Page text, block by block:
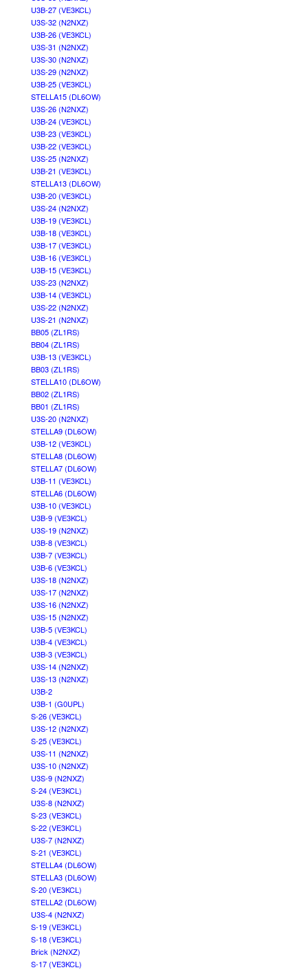
U3B-27 (VE3KCL)
U3S-32 (N2NXZ)
U3B-26 (VE3KCL)
U3S-31 (N2NXZ)
U3S-30 (N2NXZ)
U3S-29 (N2NXZ)
U3B-25 (VE3KCL)
STELLA15 (DL6OW)
U3S-26 (N2NXZ)
U3B-24 (VE3KCL)
U3B-23 (VE3KCL)
U3B-22 (VE3KCL)
U3S-25 (N2NXZ)
U3B-21 (VE3KCL)
STELLA13 (DL6OW)
U3B-20 (VE3KCL)
U3S-24 (N2NXZ)
U3B-19 (VE3KCL)
U3B-18 (VE3KCL)
U3B-17 (VE3KCL)
U3B-16 (VE3KCL)
U3B-15 (VE3KCL)
U3S-23 (N2NXZ)
U3B-14 (VE3KCL)
U3S-22 (N2NXZ)
U3S-21 (N2NXZ)
BB05 (ZL1RS)
BB04 (ZL1RS)
U3B-13 (VE3KCL)
BB03 (ZL1RS)
STELLA10 (DL6OW)
BB02 (ZL1RS)
BB01 (ZL1RS)
U3S-20 (N2NXZ)
STELLA9 (DL6OW)
U3B-12 (VE3KCL)
STELLA8 (DL6OW)
STELLA7 (DL6OW)
U3B-11 (VE3KCL)
STELLA6 (DL6OW)
U3B-10 (VE3KCL)
U3B-9 (VE3KCL)
U3S-19 (N2NXZ)
U3B-8 (VE3KCL)
U3B-7 (VE3KCL)
U3B-6 (VE3KCL)
U3S-18 (N2NXZ)
U3S-17 (N2NXZ)
U3S-16 (N2NXZ)
U3S-15 (N2NXZ)
U3B-5 (VE3KCL)
U3B-4 (VE3KCL)
U3B-3 (VE3KCL)
U3S-14 (N2NXZ)
U3S-13 (N2NXZ)
U3B-2
U3B-1 (G0UPL)
S-26 (VE3KCL)
U3S-12 (N2NXZ)
S-25 (VE3KCL)
U3S-11 (N2NXZ)
U3S-10 (N2NXZ)
U3S-9 (N2NXZ)
S-24 (VE3KCL)
U3S-8 (N2NXZ)
S-23 (VE3KCL)
S-22 (VE3KCL)
U3S-7 (N2NXZ)
S-21 (VE3KCL)
STELLA4 (DL6OW)
STELLA3 (DL6OW)
S-20 (VE3KCL)
STELLA2 (DL6OW)
U3S-4 (N2NXZ)
S-19 (VE3KCL)
S-18 (VE3KCL)
Brick (N2NXZ)
S-17 (VE3KCL)